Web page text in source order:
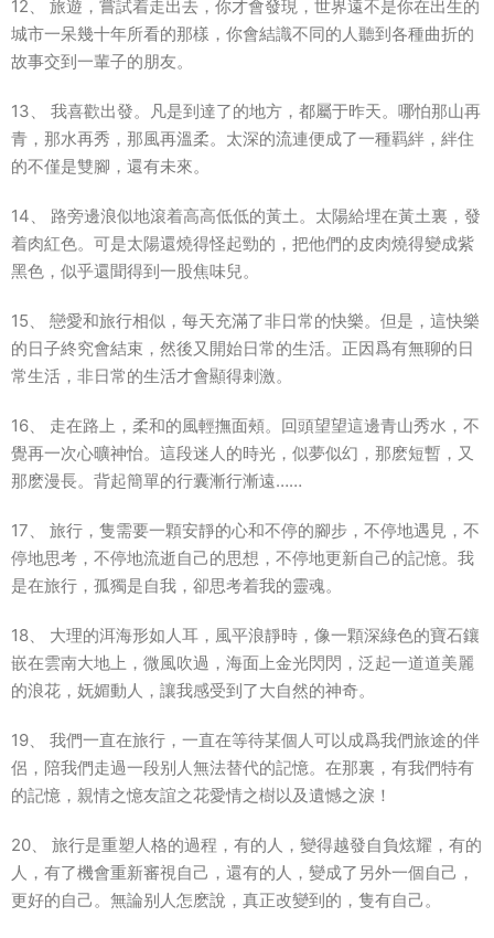
12、 旅遊，嘗試着走出去，你才會發現，世界遠不是你在出生的
城市一呆幾十年所看的那樣，你會結識不同的人聽到各種曲折的
故事交到一輩子的朋友。
13、 我喜歡出發。凡是到達了的地方，都屬于昨天。哪怕那山再
青，那水再秀，那風再溫柔。太深的流連便成了一種羁絆，絆住
的不僅是雙腳，還有未來。
14、 路旁邊浪似地滾着高高低低的黃土。太陽給埋在黃土裏，發
着肉紅色。可是太陽還燒得怪起勁的，把他們的皮肉燒得變成紫
黑色，似乎還聞得到一股焦味兒。
15、 戀愛和旅行相似，每天充滿了非日常的快樂。但是，這快樂
的日子終究會結束，然後又開始日常的生活。正因爲有無聊的日
常生活，非日常的生活才會顯得刺激。
16、 走在路上，柔和的風輕撫面頰。回頭望望這邊青山秀水，不
覺再一次心曠神怡。這段迷人的時光，似夢似幻，那麽短暫，又
那麽漫長。背起簡單的行囊漸行漸遠……
17、 旅行，隻需要一顆安靜的心和不停的腳步，不停地遇見，不
停地思考，不停地流逝自己的思想，不停地更新自己的記憶。我
是在旅行，孤獨是自我，卻思考着我的靈魂。
18、 大理的洱海形如人耳，風平浪靜時，像一顆深綠色的寶石鑲
嵌在雲南大地上，微風吹過，海面上金光閃閃，泛起一道道美麗
的浪花，妩媚動人，讓我感受到了大自然的神奇。
19、 我們一直在旅行，一直在等待某個人可以成爲我們旅途的伴
侶，陪我們走過一段别人無法替代的記憶。在那裏，有我們特有
的記憶，親情之憶友誼之花愛情之樹以及遺憾之淚！
20、 旅行是重塑人格的過程，有的人，變得越發自負炫耀，有的
人，有了機會重新審視自己，還有的人，變成了另外一個自己，
更好的自己。無論别人怎麽說，真正改變到的，隻有自己。